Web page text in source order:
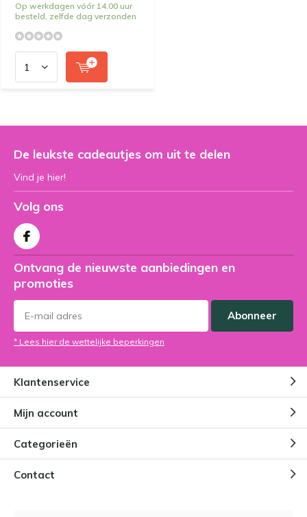
Op werkdagen vóór 14.00 uur
besteld, zelfde dag verzonden
De leukste cadeautjes om uit te delen
Vind je hier!
Volg ons
Ontvang de nieuwste aanbiedingen en
promoties
Abonneer
* Lees hier de wettelijke beperkingen
Klantenservice
Mijn account
Categorieën
Contact